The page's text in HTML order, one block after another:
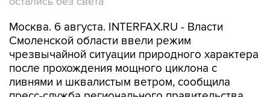
Москва. 6 августа. INTERFAX.RU - Власти
Смоленской области ввели режим
чрезвычайной ситуации природного характера
после прохождения мощного циклона с
ливнями и шквалистым ветром, сообщила